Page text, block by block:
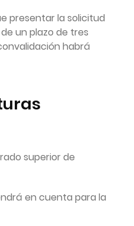
presentar la solicitud
un plazo de tres
habrá
superior de
en cuenta para la